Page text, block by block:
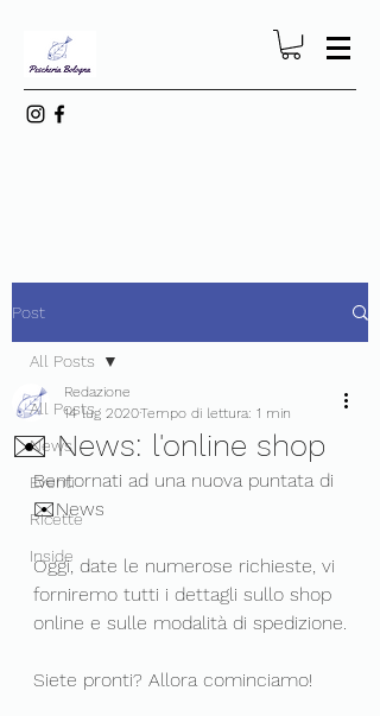
Post
All Posts
News
Eventi
Ricette
Inside
All Posts
✉️ News: l'online shop
Redazione
14 lug 2020Tempo di lettura: 1 min
Bentornati ad una nuova puntata di
✉️News
Oggi, date le numerose richieste, vi
forniremo tutti i dettagli sullo shop
online e sulle modalità di spedizione.
Siete pronti? Allora cominciamo!